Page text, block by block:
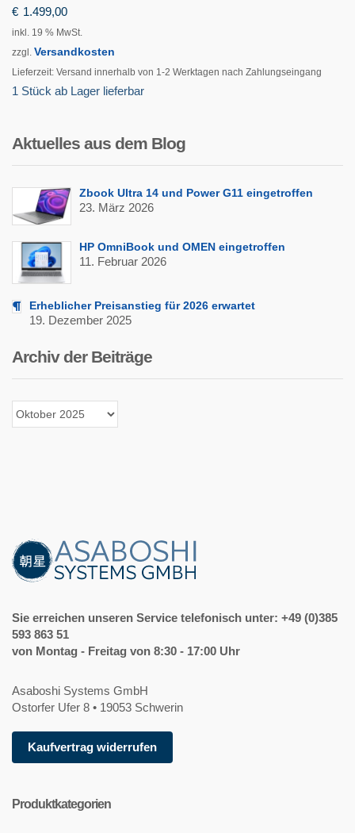
€ 1.499,00
inkl. 19 % MwSt.
zzgl. Versandkosten
Lieferzeit: Versand innerhalb von 1-2 Werktagen nach Zahlungseingang
1 Stück ab Lager lieferbar
Aktuelles aus dem Blog
Zbook Ultra 14 und Power G11 eingetroffen
23. März 2026
HP OmniBook und OMEN eingetroffen
11. Februar 2026
Erheblicher Preisanstieg für 2026 erwartet
19. Dezember 2025
Archiv der Beiträge
Archiv
der
Sie erreichen unseren Service telefonisch unter: +49 (0)385
593 863 51
von Montag - Freitag von 8:30 - 17:00 Uhr
Asaboshi Systems GmbH
Ostorfer Ufer 8 • 19053 Schwerin
Kaufvertrag widerrufen
Produktkategorien